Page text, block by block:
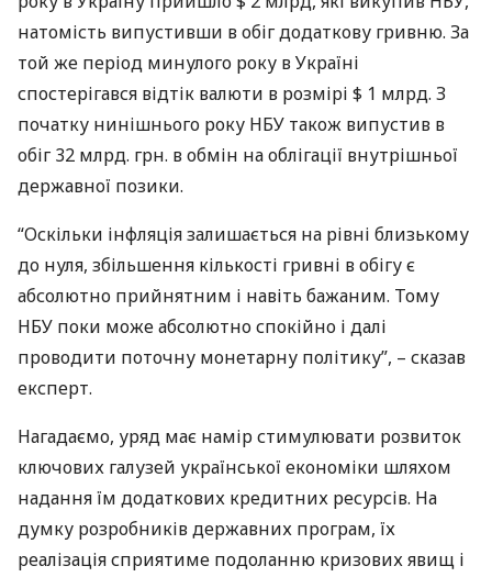
натомість випустивши в обіг додаткову гривню. За
той же період минулого року в Україні
спостерігався відтік валюти в розмірі $ 1 млрд. З
початку нинішнього року НБУ також випустив в
обіг 32 млрд. грн. в обмін на облігації внутрішньої
державної позики.
“Оскільки інфляція залишається на рівні близькому
до нуля, збільшення кількості гривні в обігу є
абсолютно прийнятним і навіть бажаним. Тому
НБУ поки може абсолютно спокійно і далі
проводити поточну монетарну політику”, – сказав
експерт.
Нагадаємо, уряд має намір стимулювати розвиток
ключових галузей української економіки шляхом
надання їм додаткових кредитних ресурсів. На
думку розробників державних програм, їх
реалізація сприятиме подоланню кризових явищ і